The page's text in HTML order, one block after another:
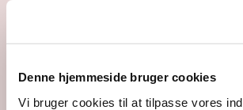
Denne hjemmeside bruger cookies
Vi bruger cookies til at tilpasse vores